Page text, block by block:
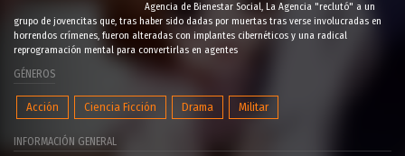
Agencia de Bienestar Social, La Agencia "reclutó" a un
grupo de jovencitas que, tras haber sido dadas por muertas tras verse involucradas en
horrendos crímenes, fueron alteradas con implantes cibernéticos y una radical
reprogramación mental para convertirlas en agentes
GÉNEROS
Acción Ciencia Ficción Drama Militar
INFORMACIÓN GENERAL